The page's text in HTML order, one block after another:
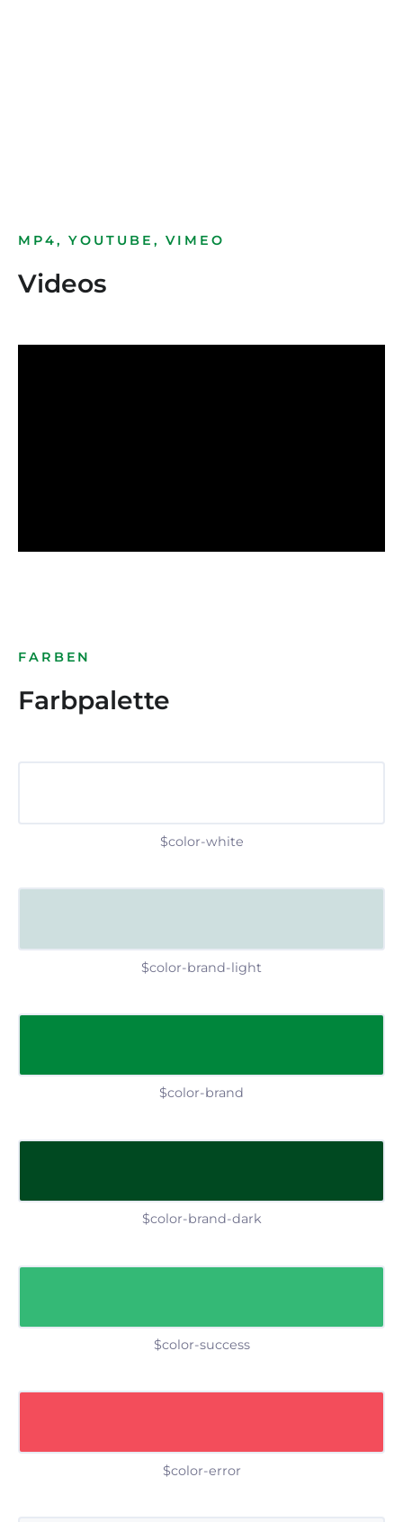
MP4, YOUTUBE, VIMEO
Videos
FARBEN
Farbpalette
$color-white
$color-brand-light
$color-brand
$color-brand-dark
$color-success
$color-error